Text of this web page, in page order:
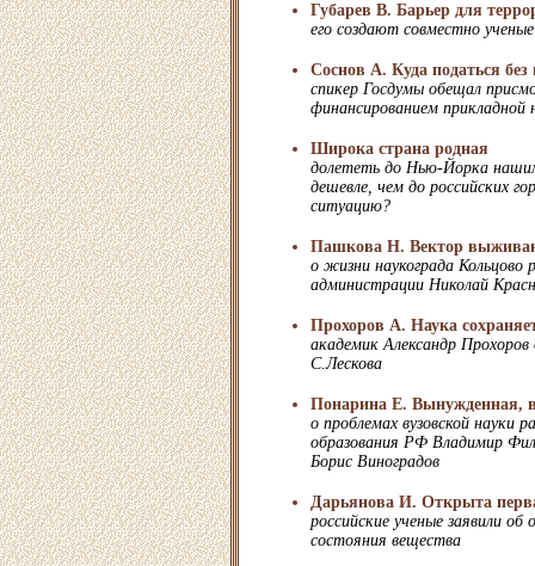
Губарев В. Барьер для
его создают совместно
Соснов А. Куда податься
спикер Госдумы обещал
финансированием прикладной
Широка страна родная
долететь до Нью-Йорка
дешевле, чем до российских
ситуацию?
Пашкова Н. Вектор
о жизни наукограда Кольцово
администрации Николай
Прохоров А. Наука
академик Александр
С.Лескова
Понарина Е. Вынужденная,
о проблемах вузовской
образования РФ Владимир
Борис Виноградов
Дарьянова И. Открыта
российские ученые заявили
состояния вещества